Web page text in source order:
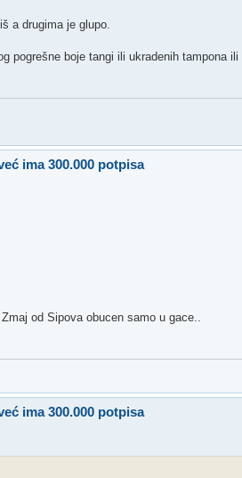
a drugima je glupo.
pogrešne boje tangi ili ukradenih tampona
ima 300.000 potpisa
od Sipova obucen samo u gace..
ima 300.000 potpisa